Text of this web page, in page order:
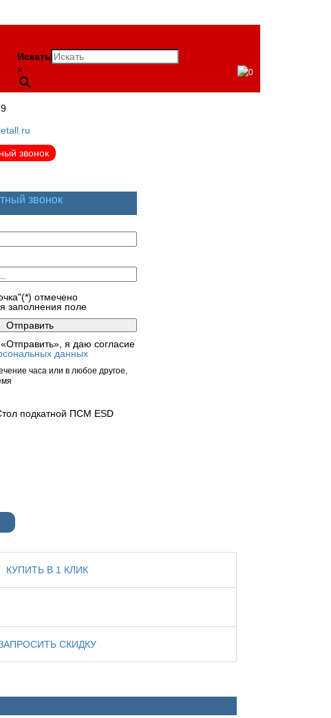
Искать
×
0
звонок
звонок
отмечено
заполнения поле
я даю согласие
данных
часа или в любое другое,
подкатной ПСМ ESD
КУПИТЬ В 1 КЛИК
СКИДКУ